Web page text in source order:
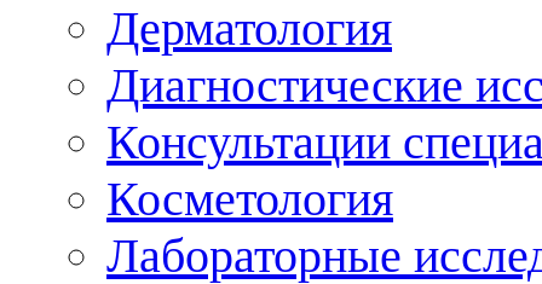
Дерматология
Диагностические
Консультации
Косметология
Лабораторные